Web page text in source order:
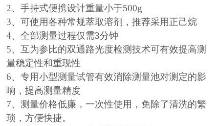
2、手持式便携设计重量小于500g
3、可使用各种常规萃取溶剂，推荐采用正己烷
4、全部测量过程仅需3分钟
5、互为参比的双通路光度检测技术可有效提高测
量稳定性和重现性
6、专用小型测量试管有效消除测量池对测定的影
响，提高测量精度
7、测量价格低廉，一次性使用，免除了清洗的繁
琐，方便快捷。